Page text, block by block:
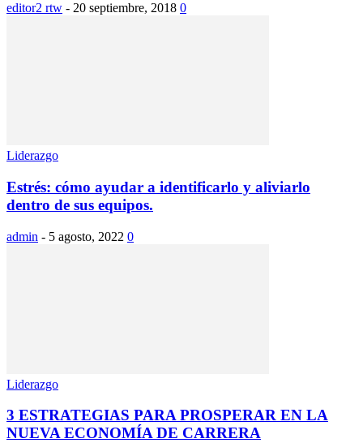
editor2 rtw - 20 septiembre, 2018 0
Liderazgo
Estrés: cómo ayudar a identificarlo y aliviarlo
dentro de sus equipos.
admin - 5 agosto, 2022 0
Liderazgo
3 ESTRATEGIAS PARA PROSPERAR EN LA
NUEVA ECONOMÍA DE CARRERA